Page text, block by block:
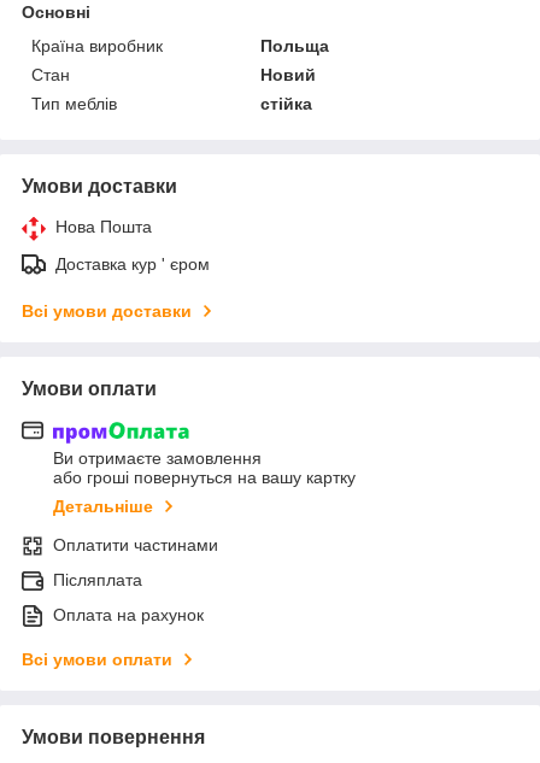
Основні
Країна виробник
Польща
Стан
Новий
Тип меблів
стійка
Умови доставки
Нова Пошта
Доставка кур ' єром
Всі умови доставки
Умови оплати
Ви отримаєте замовлення
або гроші повернуться на вашу картку
Детальніше
Оплатити частинами
Післяплата
Оплата на рахунок
Всі умови оплати
Умови повернення